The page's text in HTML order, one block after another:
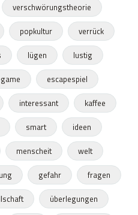
verschwörungstheorie
popkultur
verrück
lügen
lustig
escapespiel
interessant
kaffee
smart
ideen
menscheit
welt
gefahr
fragen
überlegungen